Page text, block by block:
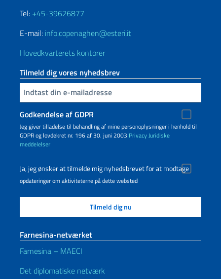
Tel: +45-39626877
E-mail: info.copenaghen@esteri.it
Hovedkvarterets kontorer
Tilmeld dig vores nyhedsbrev
Indtast din e-mailadresse
Godkendelse af GDPR
Jeg giver tilladelse til behandling af mine personoplysninger i henhold til
GDPR og lovdekret nr. 196 af 30. juni 2003 Privacy Juridiske
meddelelser
Ja, jeg ønsker at tilmelde mig nyhedsbrevet for at modtage
opdateringer om aktiviteterne på dette websted
Farnesina-netværket
Farnesina – MAECI
Det diplomatiske netværk